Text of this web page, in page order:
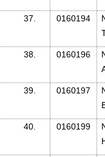
37. 0160194
38. 0160196
39. 0160197
40. 0160199